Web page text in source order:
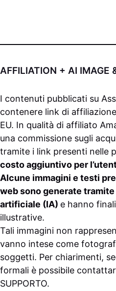
AFFILIATION + AI IMAGE
I contenuti pubblicati su
contenere link di
EU. In qualità di affiliato
una commissione sugli
tramite i link presenti nelle
costo aggiuntivo per
Alcune immagini e testi
web sono generate
artificiale (IA) e hanno
illustrative.
Tali immagini non
vanno intese come
soggetti. Per chiarimenti,
formali è possibile
SUPPORTO.